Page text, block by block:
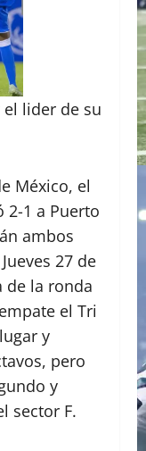
el lider de su
México, el
2-1 a Puerto
ambos
27 de
de la ronda
el Tri
y
pero
y
sector F.